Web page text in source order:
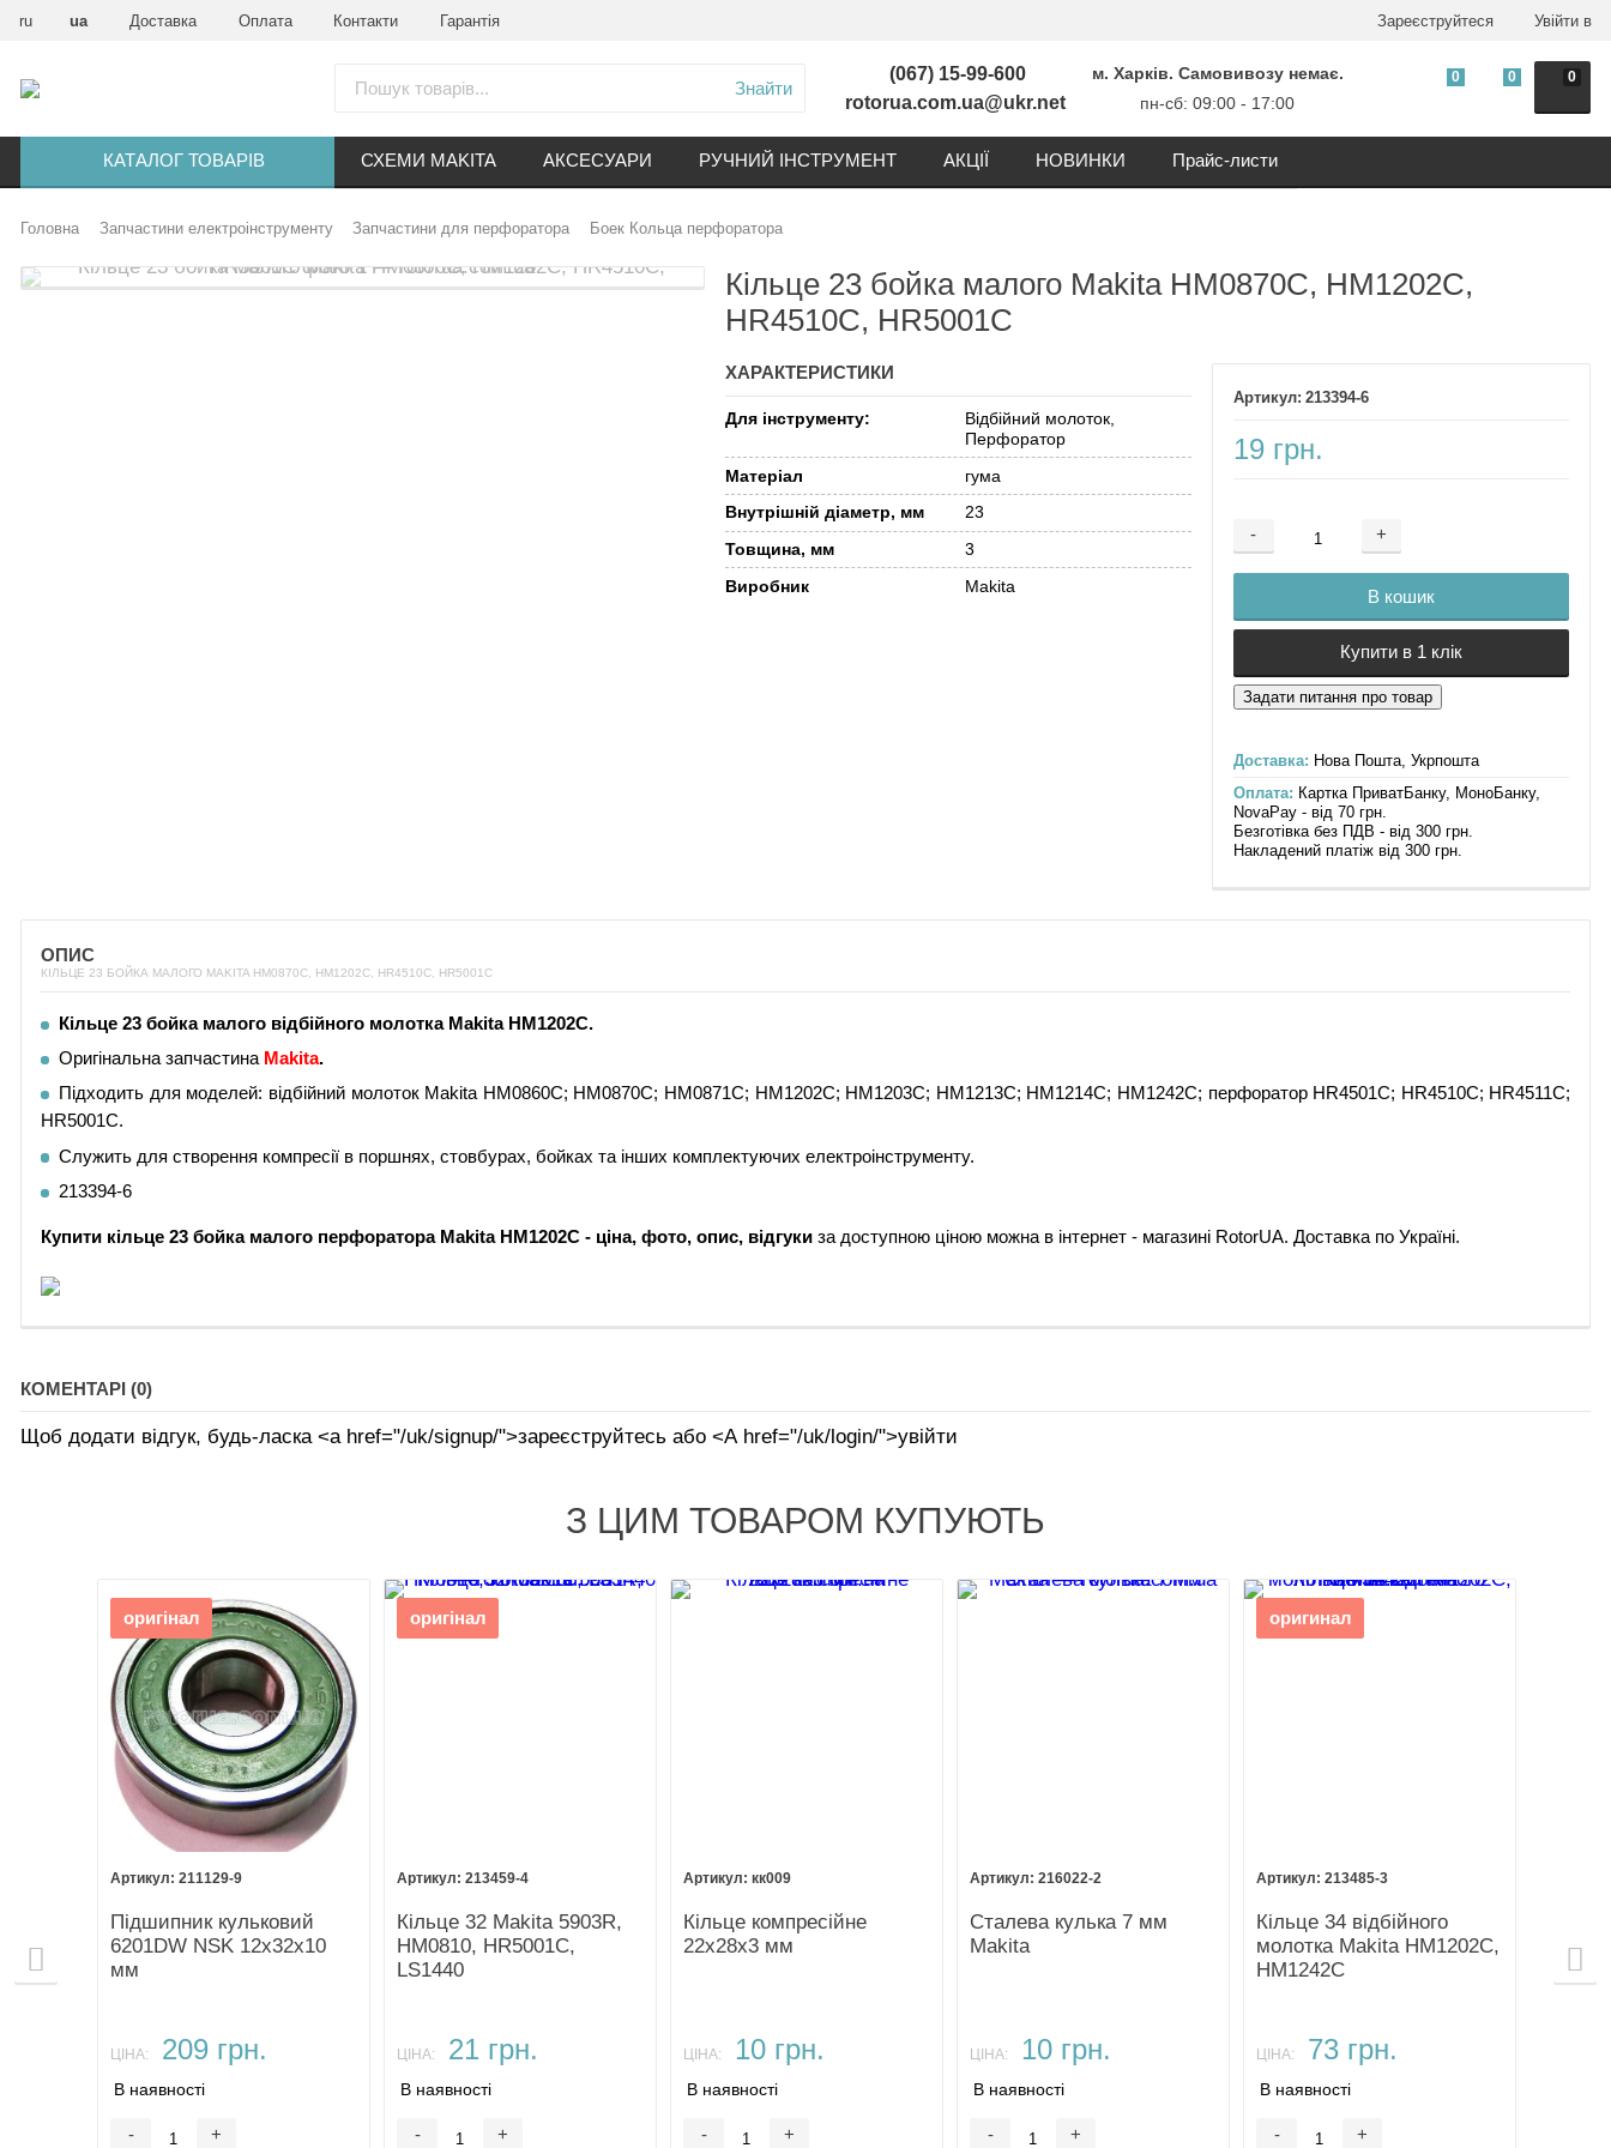
ru ua Доставка Оплата Контакти Гарантія Зареєструйтеся Увійти в
Знайти
(067) 15-99-600
rotorua.com.ua@ukr.net
м. Харків. Самовивозу немає.
пн-сб: 09:00 - 17:00
0
0 0
КАТАЛОГ ТОВАРІВ СХЕМИ MAKITA АКСЕСУАРИ РУЧНИЙ ІНСТРУМЕНТ АКЦІЇ НОВИНКИ Прайс-листи
Головна Запчастини електроінструменту Запчастини для перфоратора Боек Кольца перфоратора
Кільце 23 бойка малого Makita HM0870C, HM1202C,
HR4510C, HR5001C
213394-6
19 грн.
- +
Додається ...
В кошик
Доданий
Купити в 1 клік
Доставка: Нова Пошта, Укрпошта
Оплата: Картка ПриватБанку, МоноБанку,
NovaPay - від 70 грн.
Безготівка без ПДВ - від 300 грн.
Накладений платіж від 300 грн.
ХАРАКТЕРИСТИКИ
Для інструменту:
Відбійний молоток,
Перфоратор
Матеріал гума
Внутрішній діаметр, мм 23
Товщина, мм 3
Виробник Makita
ОПИС
КІЛЬЦЕ 23 БОЙКА МАЛОГО MAKITA HM0870C, HM1202C, HR4510C, HR5001C
Кільце 23 бойка малого відбійного молотка Makita HM1202C.
Оригінальна запчастина Makita.
Підходить для моделей: відбійний молоток Makita HM0860C; HM0870C; HM0871C; HM1202C; HM1203C; HM1213C; HM1214C; HM1242C; перфоратор HR4501C; HR4510C; HR4511C;
HR5001C.
Служить для створення компресії в поршнях, стовбурах, бойках та інших комплектуючих електроінструменту.
213394-6
Купити кільце 23 бойка малого перфоратора Makita HM1202C- ціна, фото, опис, відгукиза доступною ціною можна в інтернет - магазині RotorUA. Доставка по Україні.
КОМЕНТАРІ (0)
Щоб додати відгук, будь-ласка <а href="/uk/signup/">зареєструйтесь або <А href="/uk/login/">увійти
З ЦИМ ТОВАРОМ КУПУЮТЬ
П-
оригінал
211129-9
Підшипник кульковий
6201DW NSK 12х32х10
мм
ЦІНА: 209 грн.
В наявності
- +
оригінал
213459-4
Кільце 32 Makita 5903R,
HM0810, HR5001C,
LS1440
ЦІНА: 21 грн.
В наявності
- +
кк009
Кільце компресійне
22х28х3 мм
ЦІНА: 10 грн.
В наявності
- +
216022-2
Сталева кулька 7 мм
Makita
ЦІНА: 10 грн.
В наявності
- +
оригинал
213485-3
Кільце 34 відбійного
молотка Makita HM1202C,
HM1242C
ЦІНА: 73 грн.
В наявності
- +